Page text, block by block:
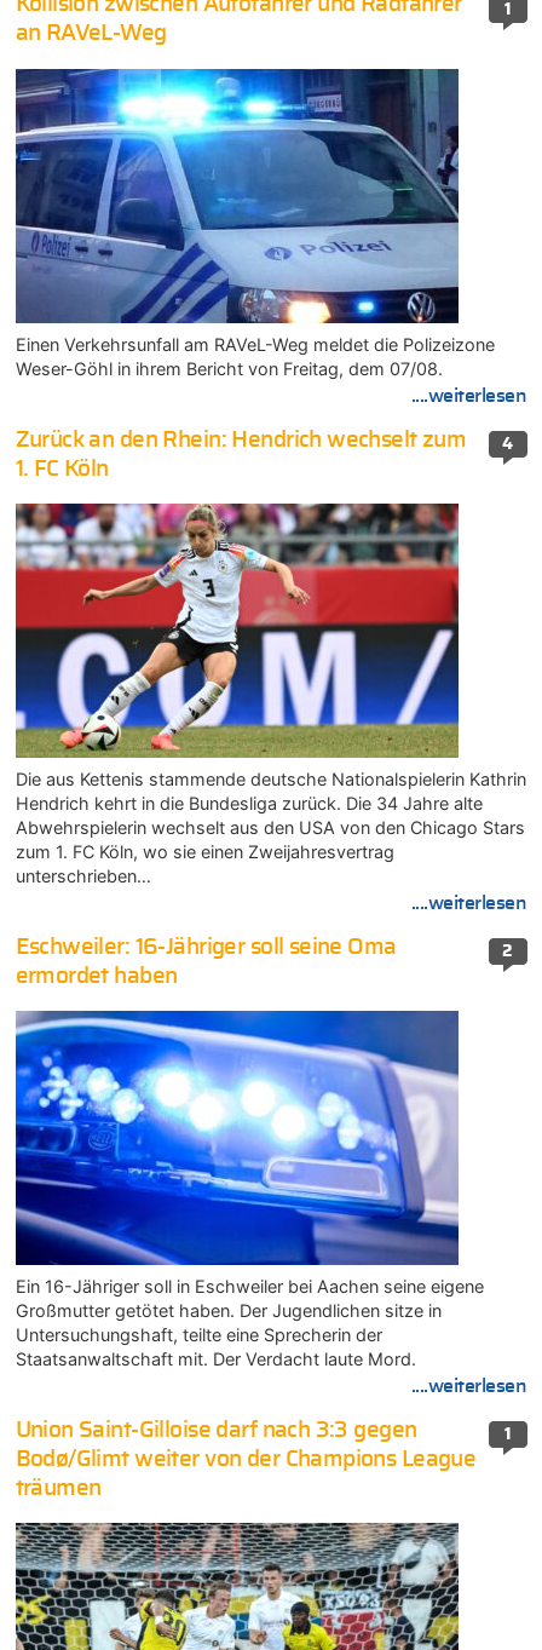
1
Kollision zwischen Autofahrer und Radfahrer
an RAVeL-Weg
Einen Verkehrsunfall am RAVeL-Weg meldet die Polizeizone
Weser-Göhl in ihrem Bericht von Freitag, dem 07/08.
....weiterlesen
4
Zurück an den Rhein: Hendrich wechselt zum
1. FC Köln
Die aus Kettenis stammende deutsche Nationalspielerin Kathrin
Hendrich kehrt in die Bundesliga zurück. Die 34 Jahre alte
Abwehrspielerin wechselt aus den USA von den Chicago Stars
zum 1. FC Köln, wo sie einen Zweijahresvertrag
unterschrieben…
....weiterlesen
2
Eschweiler: 16-Jähriger soll seine Oma
ermordet haben
Ein 16-Jähriger soll in Eschweiler bei Aachen seine eigene
Großmutter getötet haben. Der Jugendlichen sitze in
Untersuchungshaft, teilte eine Sprecherin der
Staatsanwaltschaft mit. Der Verdacht laute Mord.
....weiterlesen
1
Union Saint-Gilloise darf nach 3:3 gegen
Bodø/Glimt weiter von der Champions League
träumen